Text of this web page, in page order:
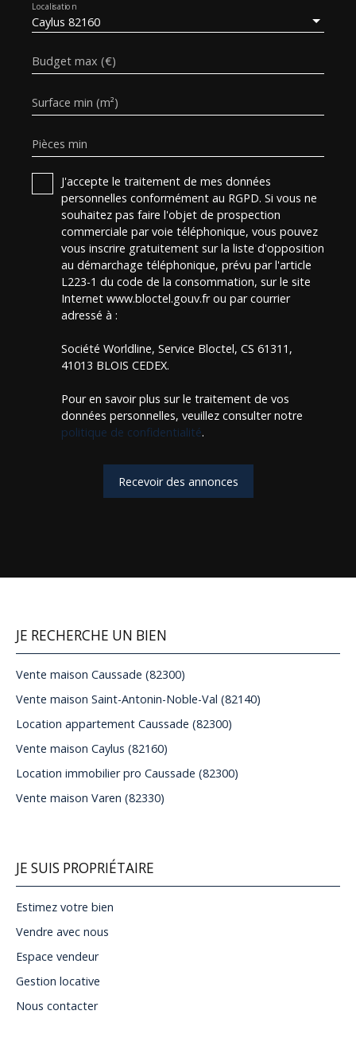
Caylus 82160
Localisation
Budget max (€)
Surface min (m²)
Pièces min
J'accepte le traitement de mes données
personnelles conformément au RGPD. Si vous ne
souhaitez pas faire l'objet de prospection
commerciale par voie téléphonique, vous pouvez
vous inscrire gratuitement sur la liste d'opposition
au démarchage téléphonique, prévu par l'article
L223-1 du code de la consommation, sur le site
Internet www.bloctel.gouv.fr ou par courrier
adressé à :
Société Worldline, Service Bloctel, CS 61311,
41013 BLOIS CEDEX.
Pour en savoir plus sur le traitement de vos
données personnelles, veuillez consulter notre
politique de confidentialité.
Recevoir des annonces
JE RECHERCHE UN BIEN
Vente maison Caussade (82300)
Vente maison Saint-Antonin-Noble-Val (82140)
Location appartement Caussade (82300)
Vente maison Caylus (82160)
Location immobilier pro Caussade (82300)
Vente maison Varen (82330)
JE SUIS PROPRIÉTAIRE
Estimez votre bien
Vendre avec nous
Espace vendeur
Gestion locative
Nous contacter